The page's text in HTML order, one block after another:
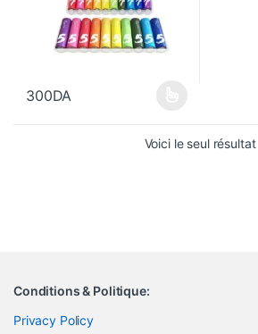
300DA
Ce produit a plusieurs variations. Les
Voici le seul résultat
Conditions & Politique:
Privacy Policy